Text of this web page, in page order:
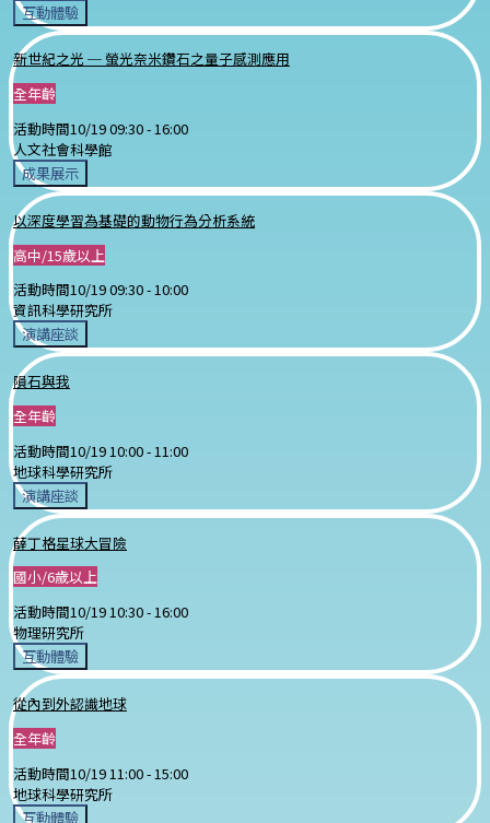
互動體驗
新世紀之光 ─ 螢光奈米鑽石之量子感測應用
全年齡
活動時間10/19 09:30 -16:00
人文社會科學館
成果展示
以深度學習為基礎的動物行為分析系統
高中/15歲以上
活動時間10/19 09:30 -10:00
資訊科學研究所
演講座談
隕石與我
全年齡
活動時間10/19 10:00 -11:00
地球科學研究所
演講座談
薛丁格星球大冒險
國小/6歲以上
活動時間10/19 10:30 -16:00
物理研究所
互動體驗
從內到外認識地球
全年齡
活動時間10/19 11:00 - 15:00
地球科學研究所
互動體驗